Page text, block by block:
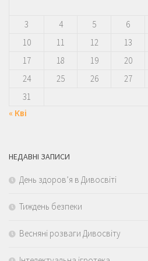
3
4 5 6
10
11 12 13
17
18 19 20
24
25 26 27
31
« Кві
НЕДАВНІ ЗАПИСИ
День здоров’я в Дивосвіті
Тиждень безпеки
Весняні розваги Дивосвіту